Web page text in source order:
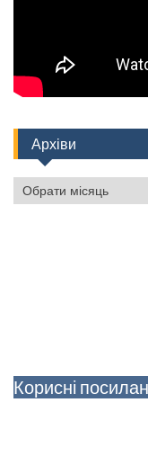
Архіви
Архіви
Корисні